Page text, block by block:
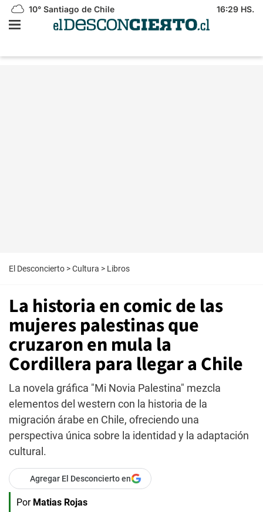
10° Santiago de Chile 16:29 HS.
El Desconcierto >Cultura > Libros
La historia en comic de las
mujeres palestinas que
cruzaron en mula la
Cordillera para llegar a Chile
La novela gráfica "Mi Novia Palestina" mezcla
elementos del western con la historia de la
migración árabe en Chile, ofreciendo una
perspectiva única sobre la identidad y la adaptación
cultural.
Agregar El Desconcierto en
Por Matias Rojas